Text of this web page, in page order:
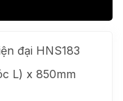
đại HNS183
L) x 850mm